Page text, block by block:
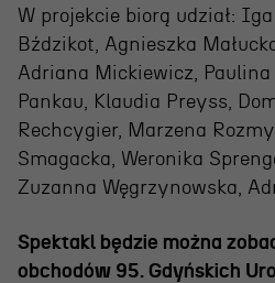
Kontakt & Zespół
Edukacja
Wydarzenia
W projekcie biorą udział:
Bździkot, Agnieszka
Adriana Mickiewicz,
Pankau, Klaudia Preyss,
Rechcygier, Marzena
Smagacka, Weronika
Zuzanna Węgrzynowska,
Spektakl będzie można
obchodów 95. Gdyńskich